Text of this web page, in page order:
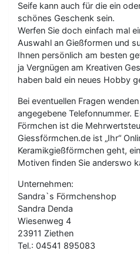
Seife kann auch für die ein
schönes Geschenk sein.
Werfen Sie doch einfach mal
Auswahl an Gießformen und
Ihnen persönlich am besten
ja Vergnügen am Kreativen
haben bald ein neues Hobby
Bei eventuellen Fragen
angegebene Telefonnummer.
Förmchen ist die
Giessförmchen.de ist „Ihr“
Keramikgießförmchen geht,
Motiven finden Sie anderswo
Unternehmen:
Sandra`s Förmchenshop
Sandra Denda
Wiesenweg 4
23911 Ziethen
Tel.: 04541 895083